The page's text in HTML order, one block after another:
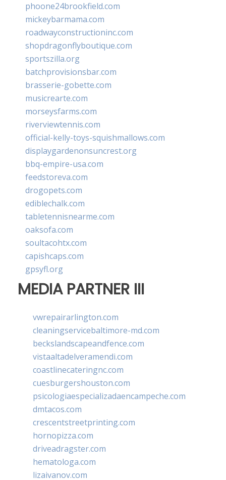
phoone24brookfield.com
mickeybarmama.com
roadwayconstructioninc.com
shopdragonflyboutique.com
sportszilla.org
batchprovisionsbar.com
brasserie-gobette.com
musicrearte.com
morseysfarms.com
riverviewtennis.com
official-kelly-toys-squishmallows.com
displaygardenonsuncrest.org
bbq-empire-usa.com
feedstoreva.com
drogopets.com
ediblechalk.com
tabletennisnearme.com
oaksofa.com
soultacohtx.com
capishcaps.com
gpsyfl.org
MEDIA PARTNER III
vwrepairarlington.com
cleaningservicebaltimore-md.com
beckslandscapeandfence.com
vistaaltadelveramendi.com
coastlinecateringnc.com
cuesburgershouston.com
psicologiaespecializadaencampeche.com
dmtacos.com
crescentstreetprinting.com
hornopizza.com
driveadragster.com
hematologa.com
lizaivanov.com